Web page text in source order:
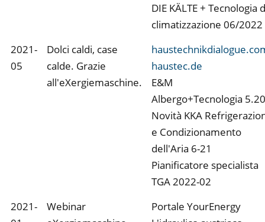
DIE KÄLTE + Tecnologia
climatizzazione 06/2022
2021-
05
Dolci caldi, case
calde. Grazie
all'eXergiemaschine.
haustec.de
E&M
Albergo+Tecnologia
Novità KKA
e Condizionamento
dell'Aria 6-21
Pianificatore specialista
TGA 2022-02
2021-
Webinar
Portale YourEnergy